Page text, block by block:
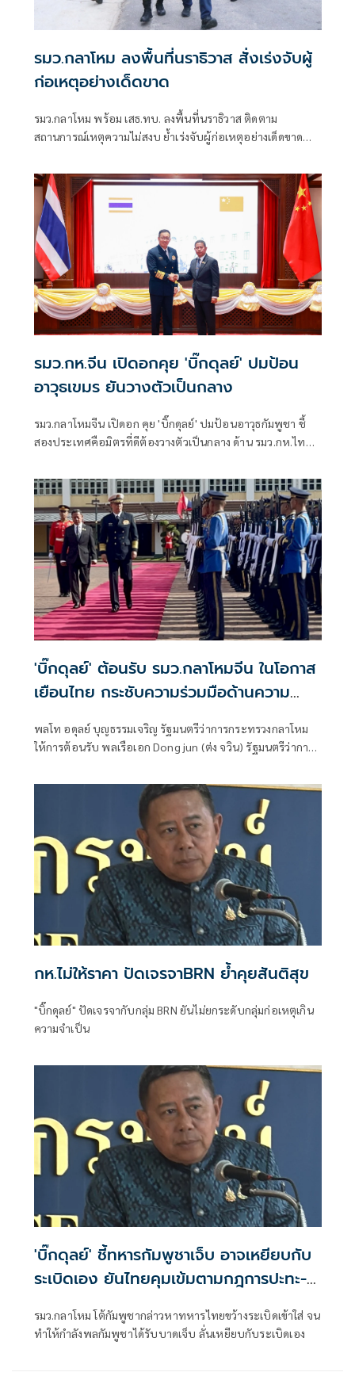
รมว.กลาโหม ลงพื้นที่นราธิวาส สั่งเร่งจับผู้
ก่อเหตุอย่างเด็ดขาด
รมว.กลาโหม พร้อม เสธ.ทบ. ลงพื้นที่นราธิวาส ติดตาม
สถานการณ์เหตุความไม่สงบ ย้ำเร่งจับผู้ก่อเหตุอย่างเด็ดขาด
ระทบอย่างรวดเร็วและสมเกียรติ
รมว.กห.จีน เปิดอกคุย 'บิ๊กดุลย์' ปมป้อน
อาวุธเขมร ยันวางตัวเป็นกลาง
รมว.กลาโหมจีน เปิดอก คุย 'บิ๊กดุลย์' ปมป้อนอาวุธกัมพูชา ชี้
สองประเทศคือมิตรที่ดีต้องวางตัวเป็นกลาง ด้าน รมว.กห.ไทย
'บิ๊กดุลย์' ต้อนรับ รมว.กลาโหมจีน ในโอกาส
เยือนไทย กระชับความร่วมมือด้านความ
พลโท อดุลย์ บุญธรรมเจริญ รัฐมนตรีว่าการกระทรวงกลาโหม
ให้การต้อนรับ พลเรือเอก Dong jun (ต่ง จวิน) รัฐมนตรีว่าการ
เดินทางมาเยือนประเทศไทยอย่างเป็นทางการในฐานะแขกของ
กระทรวงกลาโหม ระหว่างวันที่ 23 - 26 กรกฎาคม 2569
กห.ไม่ให้ราคา ปัดเจรจาBRN ยํ้าคุยสันติสุข
"บิ๊กดุลย์" ปัดเจรจากับกลุ่ม BRN ยันไม่ยกระดับกลุ่มก่อเหตุเกิน
ความจำเป็น
'บิ๊กดุลย์' ชี้ทหารกัมพูชาเจ็บ อาจเหยียบกับ
ระเบิดเอง ยันไทยคุมเข้มตามกฎการปะทะ-
รมว.กลาโหม โต้กัมพูชากล่าวหาทหารไทยขว้างระเบิดเข้าใส่ จน
ทำให้กำลังพลกัมพูชาได้รับบาดเจ็บ ลั่นเหยียบกับระเบิดเอง